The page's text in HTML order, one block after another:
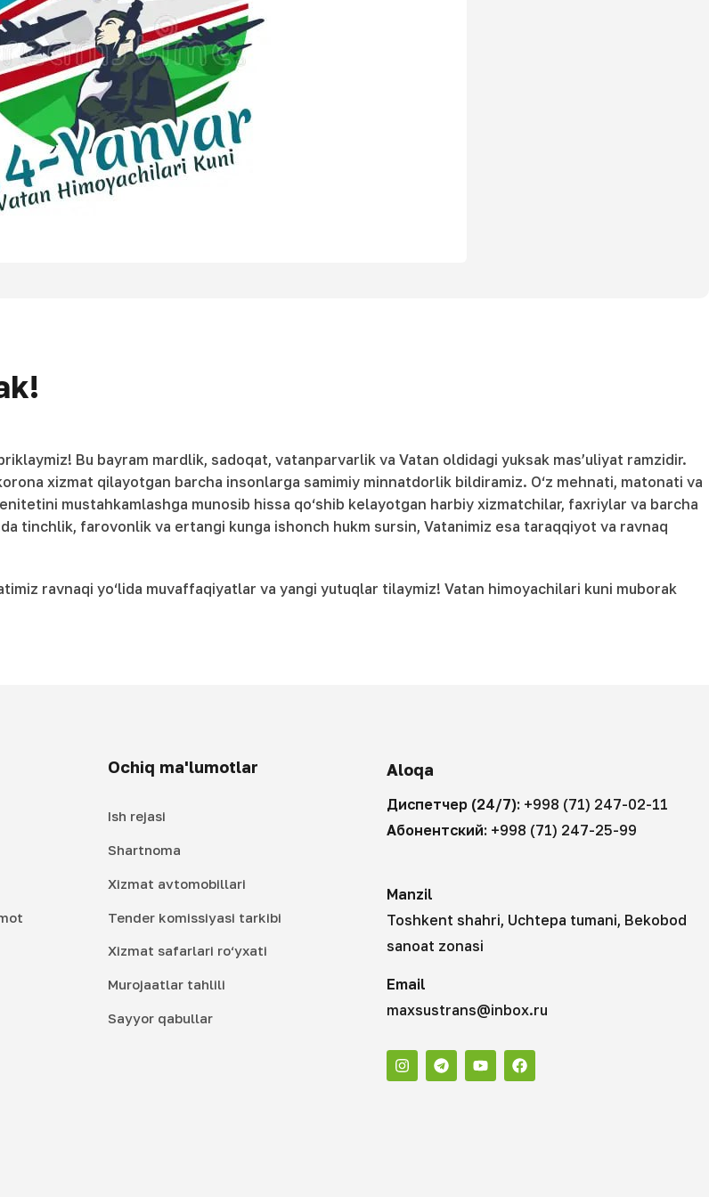
Bu bayram mardlik, sadoqat, vatanparvarlik va Vatan oldidagi yuksak mas’uliyat ramzidir.
xizmat qilayotgan barcha insonlarga samimiy minnatdorlik bildiramiz. O‘z mehnati, matonati va
mustahkamlashga munosib hissa qo‘shib kelayotgan harbiy xizmatchilar, faxriylar va barcha
tinchlik, farovonlik va ertangi kunga ishonch hukm sursin, Vatanimiz esa taraqqiyot va ravnaq
ravnaqi yo‘lida muvaffaqiyatlar va yangi yutuqlar tilaymiz! Vatan himoyachilari kuni muborak
Ochiq ma'lumotlar
Ish rejasi
Shartnoma
Xizmat avtomobillari
Tender komissiyasi tarkibi
Xizmat safarlari ro‘yxati
Murojaatlar tahlili
Sayyor qabullar
Aloqa
Диспетчер (24/7): +998 (71) 247-02-11
Абонентский: +998 (71) 247-25-99
Manzil
Toshkent shahri, Uchtepa tumani, Bekobod
sanoat zonasi
Email
maxsustrans@inbox.ru